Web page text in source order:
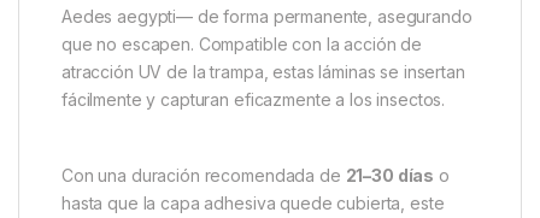
Aedes aegypti— de forma permanente, asegurando
que no escapen. Compatible con la acción de
atracción UV de la trampa, estas láminas se insertan
fácilmente y capturan eficazmente a los insectos.
Con una duración recomendada de 21–30 días o
hasta que la capa adhesiva quede cubierta este